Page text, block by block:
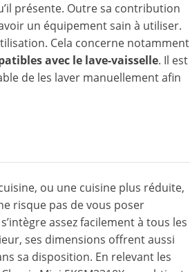
présente. Outre sa contribution
un équipement sain à utiliser.
Cela concerne notamment
avec le lave-vaisselle. Il est
de les laver manuellement afin
ou une cuisine plus réduite,
risque pas de vous poser
assez facilement à tous les
ses dimensions offrent aussi
sa disposition. En relevant les